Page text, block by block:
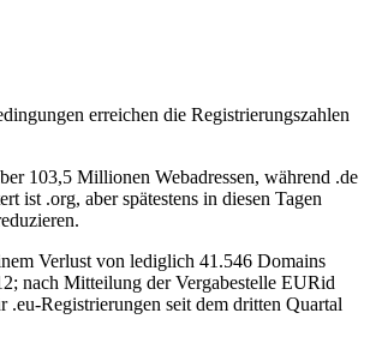
erreichen die Registrierungszahlen
103,5 Millionen Webadressen, während .de
ist .org, aber spätestens in diesen Tagen
Verlust von lediglich 41.546 Domains
nach Mitteilung der Vergabestelle EURid
.eu-Registrierungen seit dem dritten Quartal